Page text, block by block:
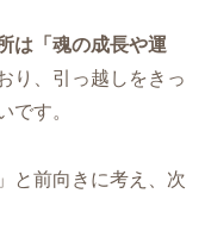
は「魂の成長や運
り、引っ越しをきっ
です。
と前向きに考え、次